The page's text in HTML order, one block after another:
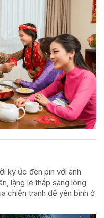
ký ức đèn pin với ánh
lặng lẽ thắp sáng lòng
chiến tranh để yên bình ở